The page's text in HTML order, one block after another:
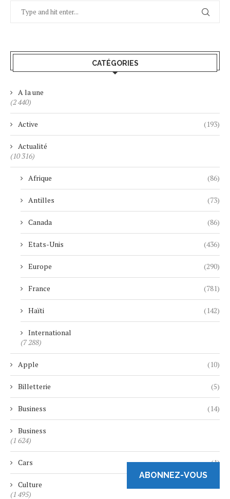
CATÉGORIES
A la une
(2 440)
Active (193)
Actualité
(10 316)
Afrique (86)
Antilles (73)
Canada (86)
Etats-Unis (436)
Europe (290)
France (781)
Haïti (142)
International
(7 288)
Apple (10)
Billetterie (5)
Business (14)
Business
(1 624)
Cars (1)
Culture
(1 495)
ABONNEZ-VOUS